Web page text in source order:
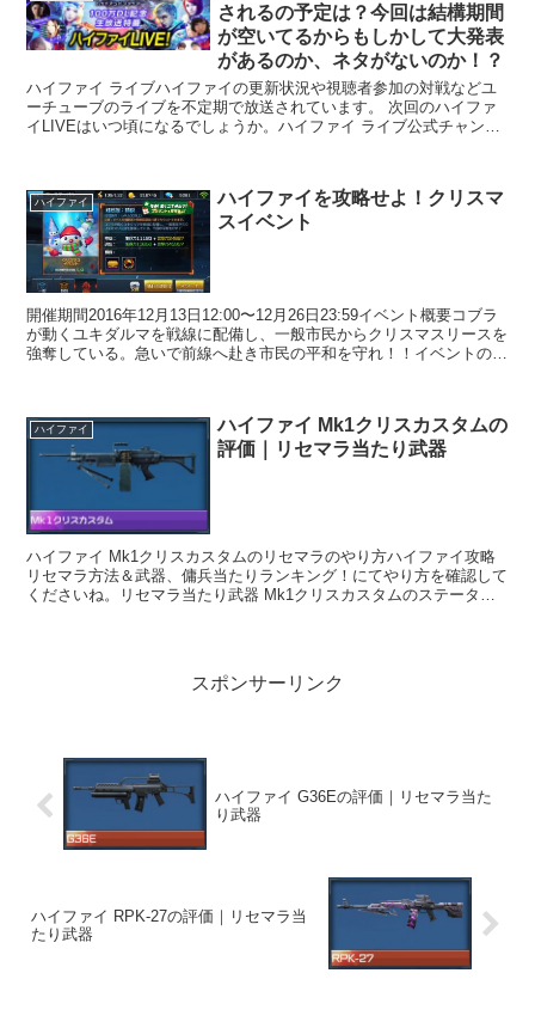
されるの予定は？今回は結構期間
が空いてるからもしかして大発表
があるのか、ネタがないのか！？
ハイファイ ライブハイファイの更新状況や視聴者参加の対戦などユ
ーチューブのライブを不定期で放送されています。 次回のハイファ
イLIVEはいつ頃になるでしょうか。ハイファイ ライブ公式チャンネ
ハイファイ
ハイファイを攻略せよ！クリスマ
スイベント
開催期間2016年12月13日12:00〜12月26日23:59イベント概要コブラ
が動くユキダルマを戦線に配備し、一般市民からクリスマスリースを
強奪している。急いで前線へ赴き市民の平和を守れ！！イベントの進
ハイファイ
ハイファイ Mk1クリスカスタムの
評価｜リセマラ当たり武器
ハイファイ Mk1クリスカスタムのリセマラのやり方ハイファイ攻略
リセマラ方法＆武器、傭兵当たりランキング！にてやり方を確認して
くださいね。リセマラ当たり武器 Mk1クリスカスタムのステータス
スポンサーリンク
ハイファイ G36Eの評価｜リセマラ当た
り武器
ハイファイ RPK-27の評価｜リセマラ当
たり武器